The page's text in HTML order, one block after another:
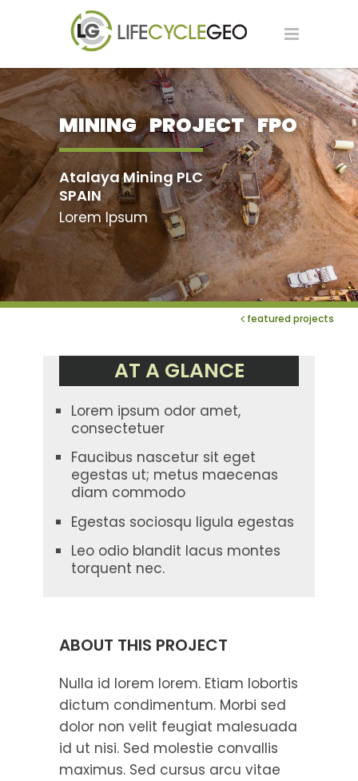
MINING PROJECT FPO
Atalaya Mining PLC
SPAIN
Lorem Ipsum
featured projects
ABOUT THIS PROJECT
Nulla id lorem lorem. Etiam lobortis
dictum condimentum. Morbi sed
dolor non velit feugiat malesuada
id ut nisi. Sed molestie convallis
maximus. Sed cursus arcu vitae
AT A GLANCE
Lorem ipsum odor amet,
consectetuer
Faucibus nascetur sit eget
egestas ut; metus maecenas
diam commodo
Egestas sociosqu ligula egestas
Leo odio blandit lacus montes
torquent nec.